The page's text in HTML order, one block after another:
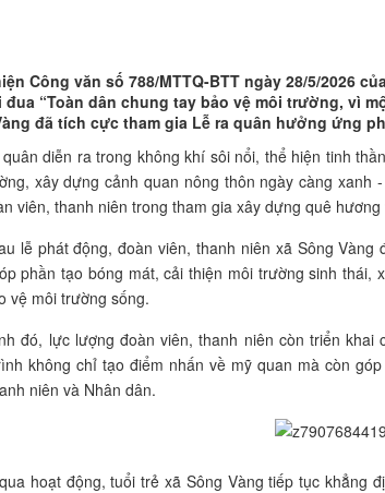
Công văn số 788/MTTQ-BTT ngày 28/5/2026
đua “Toàn dân chung tay bảo vệ môi trường, vì
đã tích cực tham gia Lễ ra quân hưởng ứng
diễn ra trong không khí sôi nổi, thể hiện tinh
xây dựng cảnh quan nông thôn ngày càng
viên, thanh niên trong tham gia xây dựng quê
lễ phát động, đoàn viên, thanh niên xã Sông
phần tạo bóng mát, cải thiện môi trường sinh
vệ môi trường sống.
đó, lực lượng đoàn viên, thanh niên còn triển
không chỉ tạo điểm nhấn về mỹ quan mà còn
niên và Nhân dân.
hoạt động, tuổi trẻ xã Sông Vàng tiếp tục khẳng